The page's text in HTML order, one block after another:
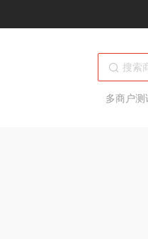
多商户